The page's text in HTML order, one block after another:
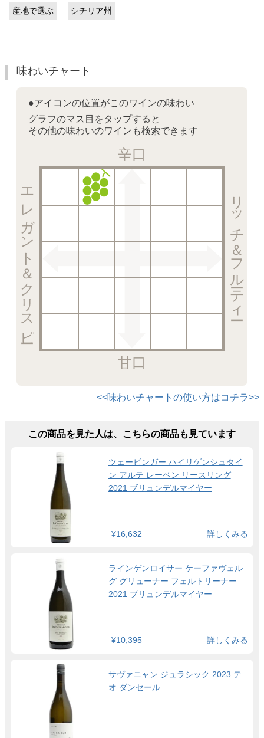
産地で選ぶ シチリア州
味わいチャート
●アイコンの位置がこのワインの味わい
グラフのマス目をタップすると
その他の味わいのワインも検索できます
辛口
リッチ＆フルーティー
甘口
エレガント＆クリスピー
<<味わいチャートの使い方はコチラ>>
この商品を見た人は、こちらの商品も見ています
ツェービンガー ハイリゲンシュタイ
ン アルテ レーベン リースリング
2021 ブリュンデルマイヤー
¥16,632 詳しくみる
ラインゲンロイサー ケーファヴェル
グ グリューナー フェルトリーナー
2021 ブリュンデルマイヤー
¥10,395 詳しくみる
サヴァニャン ジュラシック 2023 テ
オ ダンセール